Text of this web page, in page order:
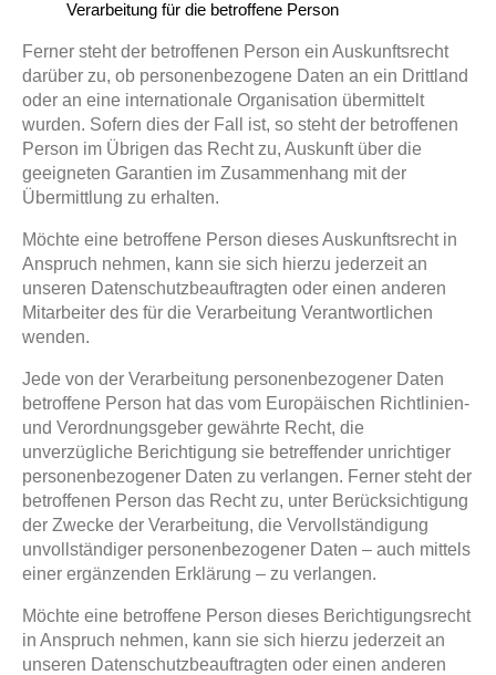
Verarbeitung für die betroffene Person
Ferner steht der betroffenen Person ein Auskunftsrecht
darüber zu, ob personenbezogene Daten an ein Drittland
oder an eine internationale Organisation übermittelt
wurden. Sofern dies der Fall ist, so steht der betroffenen
Person im Übrigen das Recht zu, Auskunft über die
geeigneten Garantien im Zusammenhang mit der
Übermittlung zu erhalten.
Möchte eine betroffene Person dieses Auskunftsrecht in
Anspruch nehmen, kann sie sich hierzu jederzeit an
unseren Datenschutzbeauftragten oder einen anderen
Mitarbeiter des für die Verarbeitung Verantwortlichen
wenden.
Jede von der Verarbeitung personenbezogener Daten
betroffene Person hat das vom Europäischen Richtlinien-
und Verordnungsgeber gewährte Recht, die
unverzügliche Berichtigung sie betreffender unrichtiger
personenbezogener Daten zu verlangen. Ferner steht der
betroffenen Person das Recht zu, unter Berücksichtigung
der Zwecke der Verarbeitung, die Vervollständigung
unvollständiger personenbezogener Daten – auch mittels
einer ergänzenden Erklärung – zu verlangen.
Möchte eine betroffene Person dieses Berichtigungsrecht
in Anspruch nehmen, kann sie sich hierzu jederzeit an
unseren Datenschutzbeauftragten oder einen anderen